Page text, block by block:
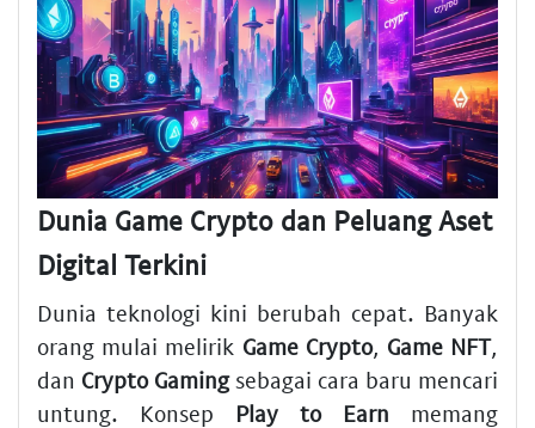
Dunia Game Crypto dan Peluang Aset
Digital Terkini
Dunia teknologi kini berubah cepat. Banyak
orang mulai melirik Game Crypto, Game NFT,
dan Crypto Gamingsebagai cara baru mencari
untung. Konsep Play to Earn memang